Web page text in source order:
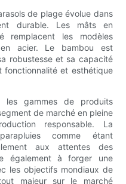
de plage évolue dans
durable. Les mâts en
remplacent les modèles
acier. Le bambou est
robustesse et sa capacité
fonctionnalité et esthétique
les gammes de produits
de marché en pleine
responsable. La
comme étant
aux attentes des
également à forger une
les objectifs mondiaux de
majeur sur le marché